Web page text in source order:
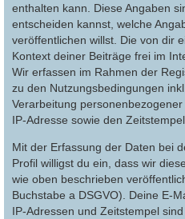
enthalten kann. Diese Angaben
entscheiden kannst, welche
veröffentlichen willst. Die von dir
Kontext deiner Beiträge frei im
Wir erfassen im Rahmen der
zu den Nutzungsbedingungen
Verarbeitung
IP-Adresse sowie den Zeitstempel.
Mit der Erfassung der Daten bei
Profil willigst du ein, dass wir
wie oben beschrieben
Buchstabe a DSGVO). Deine E-
IP-Adressen und Zeitstempel